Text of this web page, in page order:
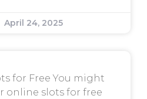
April 24, 2025
for Free You might
online slots for free